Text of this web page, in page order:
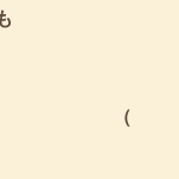
も未来も
幸せが （